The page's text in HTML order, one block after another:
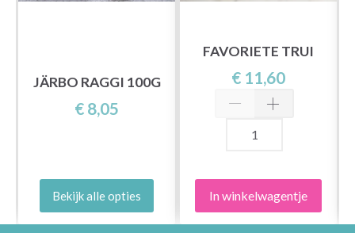
JÄRBO RAGGI 100G
€ 8,05
Bekijk alle opties
FAVORIETE TRUI
€ 11,60
In winkelwagentje